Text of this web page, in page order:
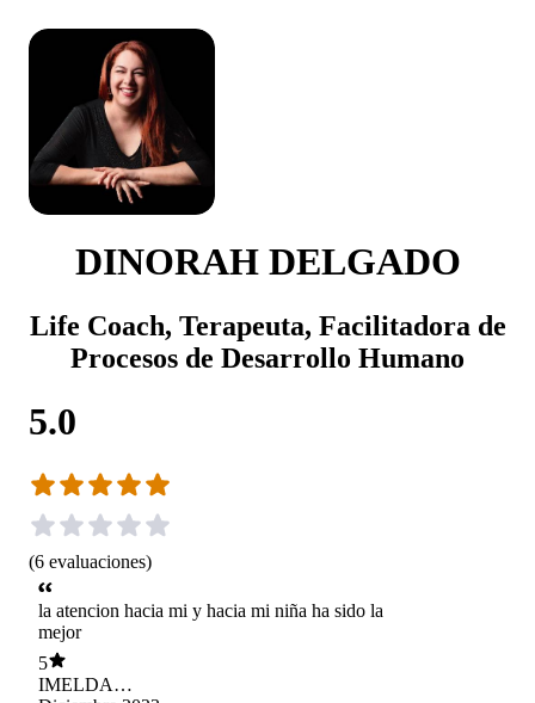
DINORAH DELGADO
Life Coach, Terapeuta, Facilitadora de
Procesos de Desarrollo Humano
5.0
(6 evaluaciones)
la atencion hacia mi y hacia mi niña ha sido la
mejor
5
IMELDA